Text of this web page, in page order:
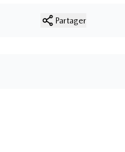
Partager